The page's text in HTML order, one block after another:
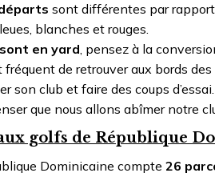
sont différentes par
blanches et rouges.
en yard, pensez à la
de retrouver aux bords
son club et faire des coups
que nous allons abîmer notre
golfs de République
Dominicaine compte 26